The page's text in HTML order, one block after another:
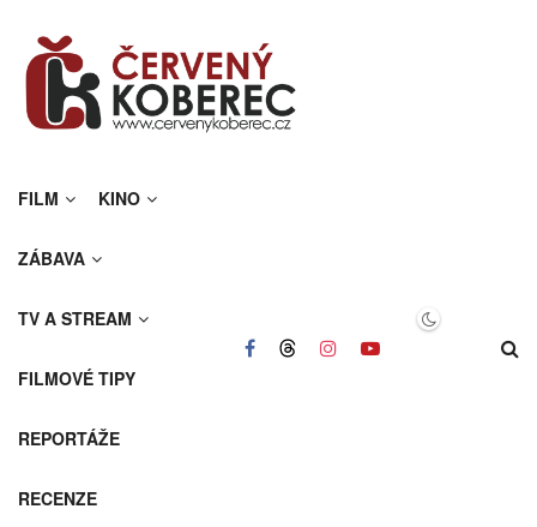
FILM KINO
ZÁBAVA
TV A STREAM
FILMOVÉ TIPY
REPORTÁŽE
RECENZE